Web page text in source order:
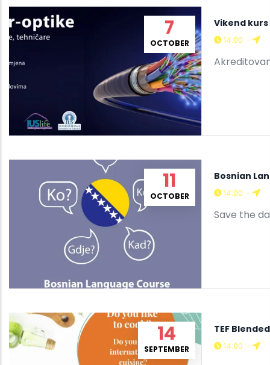
7
OCTOBER
Vikend
14:00 -
11
OCTOBER
Bosnian
14:00 -
Save the
14
SEPTEMBER
TEF
14:00 -